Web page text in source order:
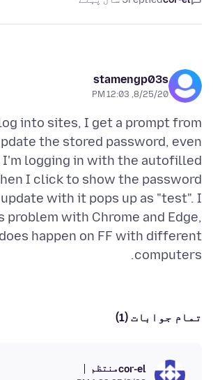
stamengp03s
8/25/20, 12:03 PM
into sites, I get a prompt from
the stored password, even
I'm logging in with the autofilled
I click to show the password
with it pops up as "test". I
problem with Chrome and Edge,
happen on FF with different
computers.
تمام جوابات (1)
cor-elمنتظم